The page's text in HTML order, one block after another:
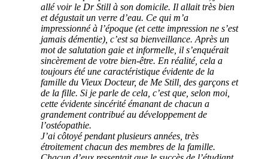
allé voir le Dr Still à son domicile. Il allait très bien
et dégustait un verre d’eau. Ce qui m’a
impressionné à l’époque (et cette impression ne s’est
jamais démentie), c’est sa bienveillance. Après un
mot de salutation gaie et informelle, il s’enquérait
sincèrement de votre bien-être. En réalité, cela a
toujours été une caractéristique évidente de la
famille du Vieux Docteur, de Me Still, des garçons et
de la fille. Si je parle de cela, c’est que, selon moi,
cette évidente sincérité émanant de chacun a
grandement contribué au développement de
l’ostéopathie.
J’ai côtoyé pendant plusieurs années, très
étroitement chacun des membres de la famille.